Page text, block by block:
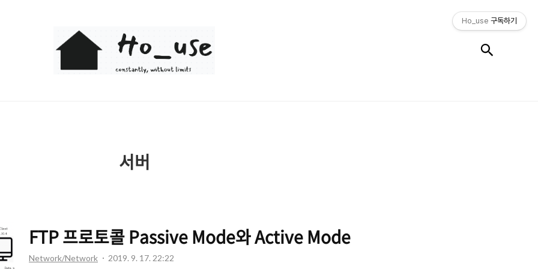
Ho_use
서버
FTP 프로토콜 Passive Mode와 Active Mode
Network/Network 2019. 9. 17. 22:22
Ho_use 구독하기